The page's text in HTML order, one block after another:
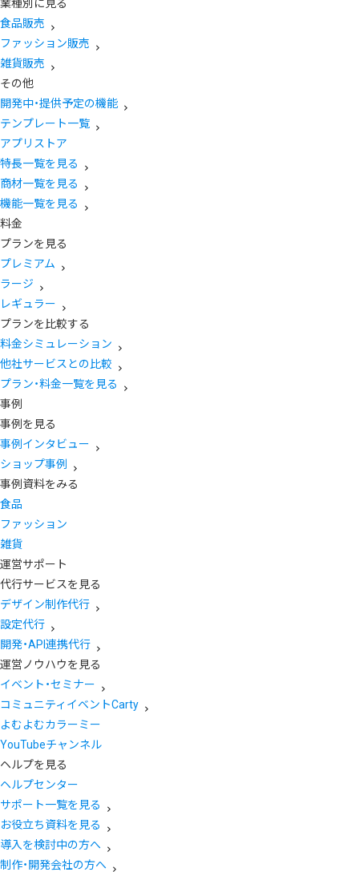
業種別に見る
食品販売
ファッション販売
雑貨販売
その他
開発中・提供予定の機能
テンプレート一覧
アプリストア
特長一覧を見る
商材一覧を見る
機能一覧を見る
料金
プランを見る
プレミアム
ラージ
レギュラー
プランを比較する
料金シミュレーション
他社サービスとの比較
プラン・料金一覧を見る
事例
事例を見る
事例インタビュー
ショップ事例
事例資料をみる
食品
ファッション
雑貨
運営サポート
代行サービスを見る
デザイン制作代行
設定代行
開発・API連携代行
運営ノウハウを見る
イベント・セミナー
コミュニティイベントCarty
よむよむカラーミー
YouTubeチャンネル
ヘルプを見る
ヘルプセンター
サポート一覧を見る
お役立ち資料を見る
導入を検討中の方へ
制作・開発会社の方へ